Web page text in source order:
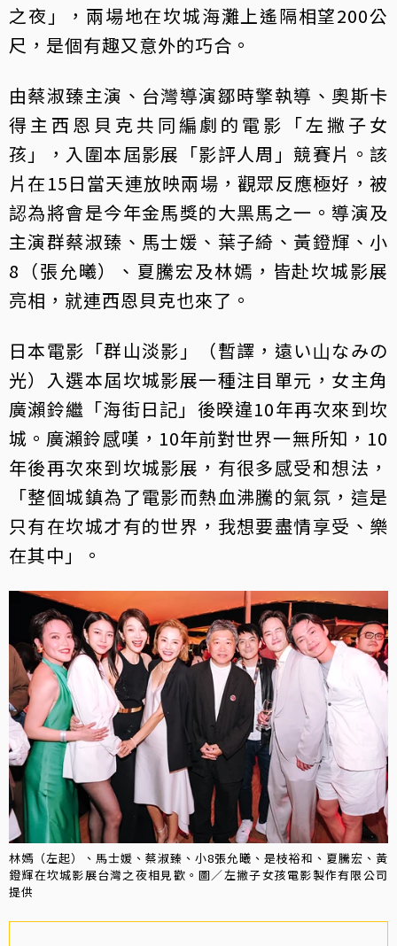
之夜」，兩場地在坎城海灘上遙隔相望200公
尺，是個有趣又意外的巧合。
由蔡淑臻主演、台灣導演鄒時擎執導、奧斯卡
得主西恩貝克共同編劇的電影「左撇子女
孩」，入圍本屆影展「影評人周」競賽片。該
片在15日當天連放映兩場，觀眾反應極好，被
認為將會是今年金馬獎的大黑馬之一。導演及
主演群蔡淑臻、馬士媛、葉子綺、黃鐙輝、小
8（張允曦）、夏騰宏及林嫣，皆赴坎城影展
亮相，就連西恩貝克也來了。
日本電影「群山淡影」（暫譯，遠い⼭なみの
光）入選本屆坎城影展一種注目單元，女主角
廣瀨鈴繼「海街日記」後暌違10年再次來到坎
城。廣瀨鈴感嘆，10年前對世界一無所知，10
年後再次來到坎城影展，有很多感受和想法，
「整個城鎮為了電影而熱血沸騰的氣氛，這是
只有在坎城才有的世界，我想要盡情享受、樂
在其中」。
林嫣（左起）、馬士媛、蔡淑臻、小8張允曦、是枝裕和、夏騰宏、黃
鐙輝在坎城影展台灣之夜相見歡。圖／左撇子女孩電影製作有限公司
提供